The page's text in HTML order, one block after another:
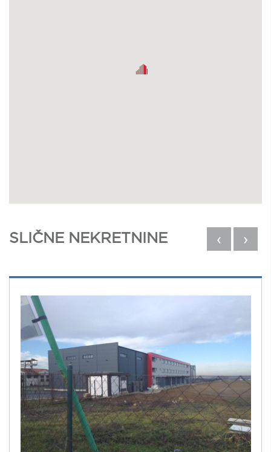
SLIČNE NEKRETNINE ‹ ›